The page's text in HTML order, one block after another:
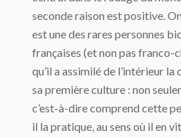
seconde raison est positive.
est une des rares personnes
françaises (et non pas franco-
qu’il a assimilé de l’intérieur
sa première culture : non
c’est-à-dire comprend cette
il la pratique, au sens où il en